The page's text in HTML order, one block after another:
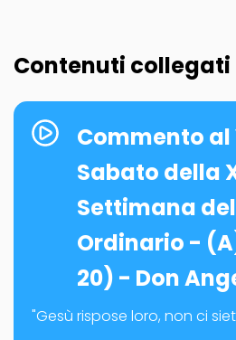
Contenuti collegati
Commento
Sabato della
Settimana
Ordinario -
20) - Don
"Gesù rispose loro, non ci